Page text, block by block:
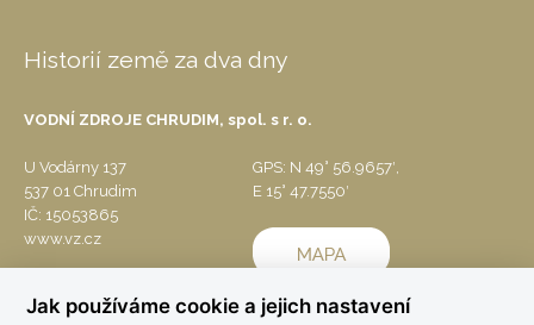
Historií země za dva dny
VODNÍ ZDROJE CHRUDIM, spol. s r. o.
U Vodárny 137
537 01 Chrudim
IČ: 15053865
www.vz.cz
GPS: N 49° 56.9657′,
E 15° 47.7550′
Jak používáme cookie a jejich nastavení